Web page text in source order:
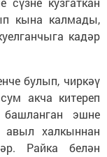
кына калмады,
кадәр
булып, чиркәү
акча китереп
эшне
авыл халкыннан
Райка белән